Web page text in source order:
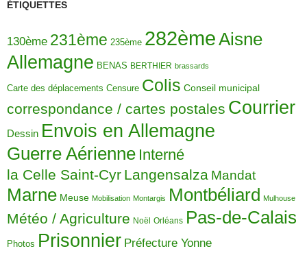
ÉTIQUETTES
130ème 231ème 235ème 282èmeAisne
Allemagne BENAS BERTHIER brassards
Carte des déplacements Censure Colis Conseil municipal
correspondance / cartes postales Courrier
Dessin Envois en Allemagne
Guerre Aérienne Interné
la Celle Saint-Cyr Langensalza Mandat
Marne Meuse Mobilisation Montargis Montbéliard Mulhouse
Météo / Agriculture Noël Orléans Pas-de-Calais
Photos Prisonnier Préfecture Yonne